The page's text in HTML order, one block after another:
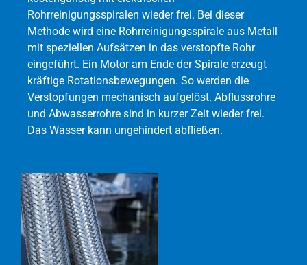
Rohrreinigungsspiralen wieder frei. Bei dieser
Methode wird eine Rohrreinigungsspirale aus Metall
mit speziellen Aufsätzen in das verstopfte Rohr
eingeführt. Ein Motor am Ende der Spirale erzeugt
kräftige Rotationsbewegungen. So werden die
Verstopfungen mechanisch aufgelöst. Abflussrohre
und Abwasserrohre sind in kurzer Zeit wieder frei.
Das Wasser kann ungehindert abfließen.